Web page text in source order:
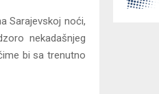
Sarajevskoj noći,
nekadašnjeg
bi sa trenutno